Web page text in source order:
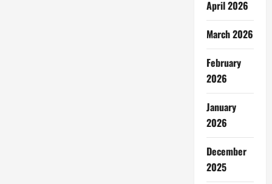
April 2026
March 2026
February
2026
January
2026
December
2025